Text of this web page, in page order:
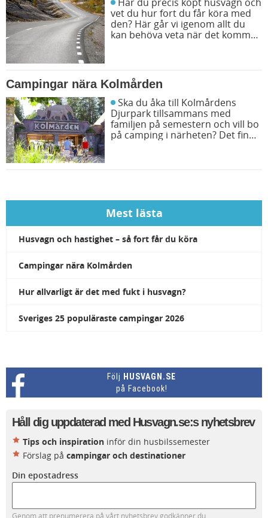
vet du hur fort du får köra med
den? Här går vi igenom allt du
kan behöva veta när det kommer
Campingar nära Kolmården
Djurpark tillsammans med
familjen på semestern och vill bo
på camping i närheten? Det finns
Mest lästa
Husvagn och hastighet – så fort får du köra
Campingar nära Kolmården
Hur allvarligt är det med fukt i husvagn?
Sveriges 25 populäraste campingar 2026
Följ HUSVAGN.SE
på Facebook!
Håll dig uppdaterad med Husvagn.se:s nyhetsbrev
Tips och inspiration inför din husbilssemester
Förslag på campingar och destinationer
Din epostadress
Genom att prenumerera på vårt nyhetsbrev godkänner du